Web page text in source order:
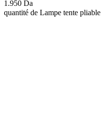
1.950 Da
quantité de Lampe tente pliable